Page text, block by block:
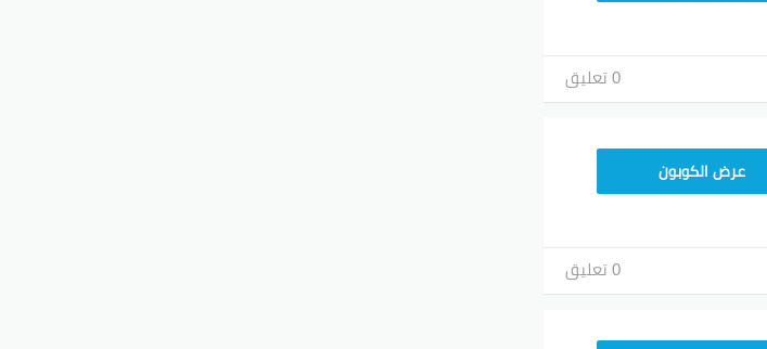
0 تعليق
عرض الكوبون
0 تعليق